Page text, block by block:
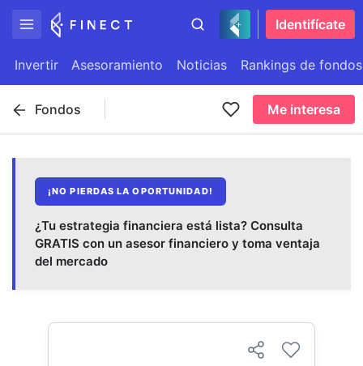
Identifícate
Invertir Asesoramiento Noticias Rankings de fondos
Fondos Me interesa
¡NO PIERDAS LA OPORTUNIDAD!
¿Tu estrategia financiera está lista? Consulta
GRATIS con un asesor financiero y toma ventaja
del mercado